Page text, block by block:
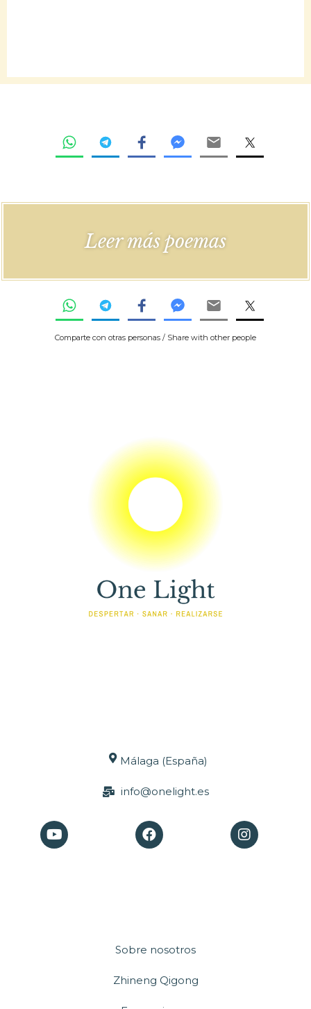
Leer más poemas
Comparte con otras personas / Share with other people
Málaga (España)
info@onelight.es
Sobre nosotros
Zhineng Qigong